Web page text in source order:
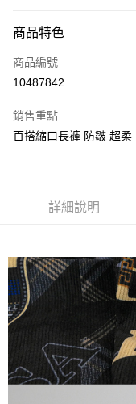
信用卡一次付款
信用卡分期付款
合作金庫商業銀行
華南商業銀行
匯豐（台灣）商業銀行
玉山商業銀行
台新國際商業銀行
台灣樂天信用卡公司
6 期 0 利率 每期
國泰世華商業銀行
臺灣中小企業銀行
元大商業銀行
玉山商業銀行
台新國際商業銀行
台灣樂天信用卡公司
Apple Pay
悠遊付
AFTEE先享後付
相關說明
【關於「AFTEE先享後付
AFTEE先享後付是「在收
便利好安心！
１．簡單：不需註冊會員
２．便利：只要手機號碼
ATM付款
商品特色
商品編號
10487842
銷售重點
百搭縮口長褲 防皺 超柔
詳細說明